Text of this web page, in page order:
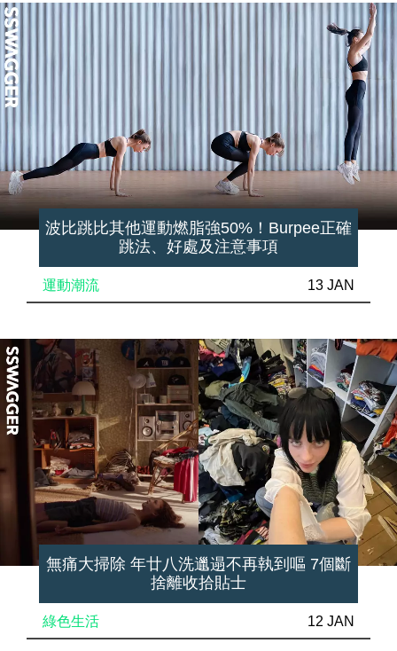
波比跳比其他運動燃脂強50%！Burpee正確
跳法、好處及注意事項
運動潮流 13 JAN
無痛大掃除 年廿八洗邋遢不再執到嘔 7個斷
捨離收拾貼士
綠色生活 12 JAN